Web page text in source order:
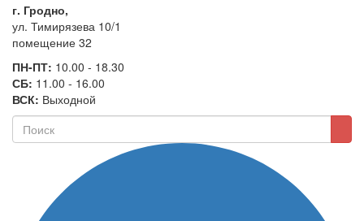
г. Гродно,
ул. Тимирязева 10/1
помещение 32
ПН-ПТ: 10.00 - 18.30
СБ: 11.00 - 16.00
ВСК: Выходной